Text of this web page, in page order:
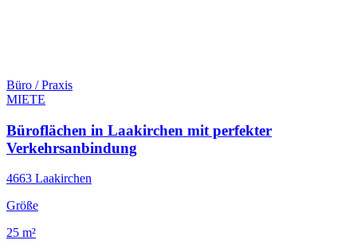
Büro / Praxis
MIETE
Büroflächen in Laakirchen mit perfekter
Verkehrsanbindung
4663 Laakirchen
Größe
25 m²